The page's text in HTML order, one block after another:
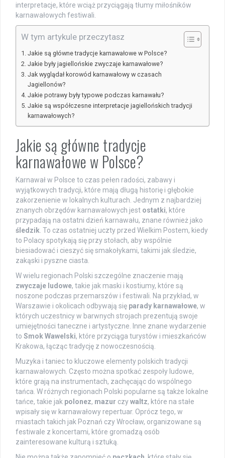
interpretacje, które wciąż przyciągają tłumy miłośników
karnawałowych festiwali.
W tym artykule przeczytasz
Jakie są główne tradycje karnawałowe w Polsce?
Jakie były jagiellońskie zwyczaje karnawałowe?
Jak wyglądał korowód karnawałowy w czasach
Jagiellonów?
Jakie potrawy były typowe podczas karnawału?
Jakie są współczesne interpretacje jagiellońskich tradycji
karnawałowych?
Jakie są główne tradycje
karnawałowe w Polsce?
Karnawał w Polsce to czas pełen radości, zabawy i
wyjątkowych tradycji, które mają długą historię i głębokie
zakorzenienie w lokalnych kulturach. Jednym z najbardziej
znanych obrzędów karnawałowych jest ostatki, które
przypadają na ostatni dzień karnawału, znane również jako
śledzik . To czas ostatniej uczty przed Wielkim Postem, kiedy
to Polacy spotykają się przy stołach, aby wspólnie
biesiadować i cieszyć się smakołykami, takimi jak śledzie,
zakąski i pyszne ciasta.
W wielu regionach Polski szczególne znaczenie mają
zwyczaje ludowe, takie jak maski i kostiumy, które są
noszone podczas przemarszów i festiwali. Na przykład, w
Warszawie i okolicach odbywają się parady karnawałowe, w
których uczestnicy w barwnych strojach prezentują swoje
umiejętności taneczne i artystyczne. Inne znane wydarzenie
to Smok Wawelski, które przyciąga turystów i mieszkańców
Krakowa, łącząc tradycję z nowoczesnością.
Muzyka i taniec to kluczowe elementy polskich tradycji
karnawałowych. Często można spotkać zespoły ludowe,
które grają na instrumentach, zachęcając do wspólnego
tańca. W różnych regionach Polski popularne są także lokalne
tańce, takie jak polonez, mazur czywaltz, które na stałe
wpisały się w karnawałowy repertuar. Oprócz tego, w
miastach takich jak Poznań czy Wrocław, organizowane są
festiwale z koncertami, które gromadzą osób
zainteresowane kulturą i sztuką.